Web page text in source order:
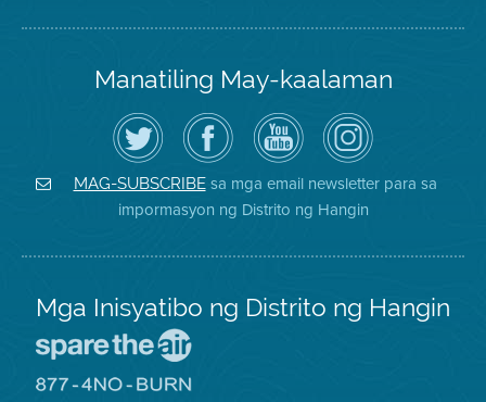
Manatiling May-kaalaman
I-
follow
ang
Air
District
sa
Twitter
Bisitahin
ang
Page
sa
Facebook
ng
Distrito
Channel
sa
YouTube
ng
Air
District
Air
District
on
Instagram
MAG-SUBSCRIBEsa mga email newsletter para sa
impormasyon ng Distrito ng Hangin
Mga Inisyatibo ng Distrito ng Hangin